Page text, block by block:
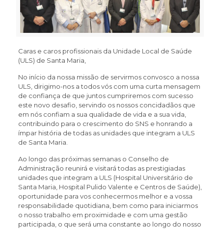
Caras e caros profissionais da Unidade Local de Saúde
(ULS) de Santa Maria,
No início da nossa missão de servirmos convosco a nossa
ULS, dirigimo-nos a todos vós com uma curta mensagem
de confiança de que juntos cumpriremos com sucesso
este novo desafio, servindo os nossos concidadãos que
em nós confiam a sua qualidade de vida e a sua vida,
contribuindo para o crescimento do SNS e honrando a
ímpar história de todas as unidades que integram a ULS
de Santa Maria.
Ao longo das próximas semanas o Conselho de
Administração reunirá e visitará todas as prestigiadas
unidades que integram a ULS (Hospital Universitário de
Santa Maria, Hospital Pulido Valente e Centros de Saúde),
oportunidade para vos conhecermos melhor e a vossa
responsabilidade quotidiana, bem como para iniciarmos
o nosso trabalho em proximidade e com uma gestão
participada, o que será uma constante ao longo do nosso